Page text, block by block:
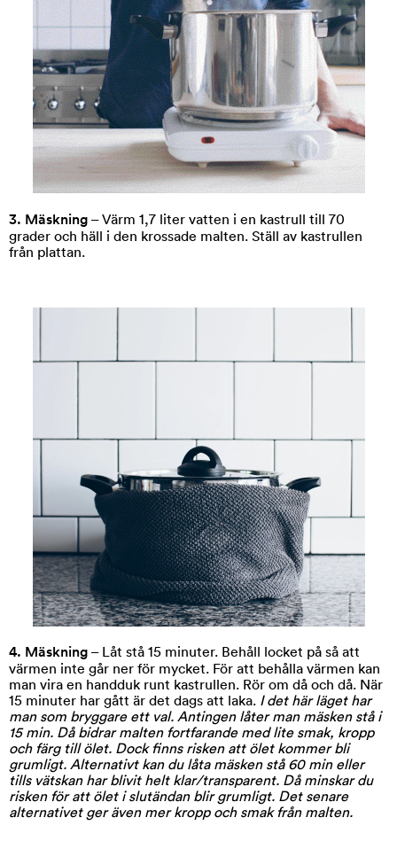
3. Mäskning – Värm 1,7 liter vatten i en kastrull till 70
grader och häll i den krossade malten. Ställ av kastrullen
från plattan.
4. Mäskning – Låt stå 15 minuter. Behåll locket på så att
värmen inte går ner för mycket. För att behålla värmen kan
man vira en handduk runt kastrullen. Rör om då och då. När
15 minuter har gått är det dags att laka. I det här läget har
man som bryggare ett val. Antingen låter man mäsken stå i
15 min. Då bidrar malten fortfarande med lite smak, kropp
och färg till ölet. Dock finns risken att ölet kommer bli
grumligt. Alternativt kan du låta mäsken stå 60 min eller
tills vätskan har blivit helt klar/transparent. Då minskar du
risken för att ölet i slutändan blir grumligt. Det senare
alternativet ger även mer kropp och smak från malten.